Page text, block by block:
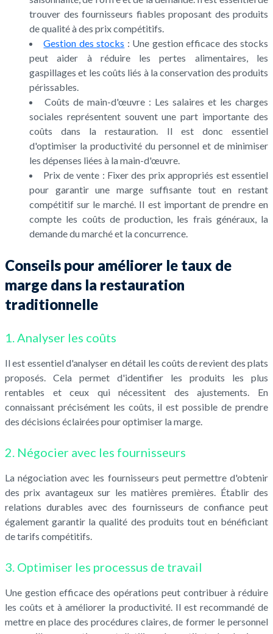
trouver des fournisseurs fiables proposant des produits
de qualité à des prix compétitifs.
Gestion des stocks : Une gestion efficace des stocks
peut aider à réduire les pertes alimentaires, les
gaspillages et les coûts liés à la conservation des produits
périssables.
Coûts de main-d'œuvre : Les salaires et les charges
sociales représentent souvent une part importante des
coûts dans la restauration. Il est donc essentiel
d'optimiser la productivité du personnel et de minimiser
les dépenses liées à la main-d'œuvre.
Prix de vente : Fixer des prix appropriés est essentiel
pour garantir une marge suffisante tout en restant
compétitif sur le marché. Il est important de prendre en
compte les coûts de production, les frais généraux, la
demande du marché et la concurrence.
Conseils pour améliorer le taux de
marge dans la restauration
traditionnelle
1. Analyser les coûts
Il est essentiel d'analyser en détail les coûts de revient des plats
proposés. Cela permet d'identifier les produits les plus
rentables et ceux qui nécessitent des ajustements. En
connaissant précisément les coûts, il est possible de prendre
des décisions éclairées pour optimiser la marge.
2. Négocier avec les fournisseurs
La négociation avec les fournisseurs peut permettre d'obtenir
des prix avantageux sur les matières premières. Établir des
relations durables avec des fournisseurs de confiance peut
également garantir la qualité des produits tout en bénéficiant
de tarifs compétitifs.
3. Optimiser les processus de travail
Une gestion efficace des opérations peut contribuer à réduire
les coûts et à améliorer la productivité. Il est recommandé de
mettre en place des procédures claires, de former le personnel